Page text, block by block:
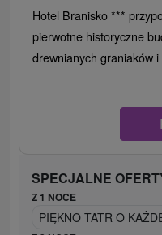
Hotel Branisko ***
pierwotne historyczne
drewnianych graniaków
SPECJALNE
Z 1 NOCE
PIĘKNO TATR O